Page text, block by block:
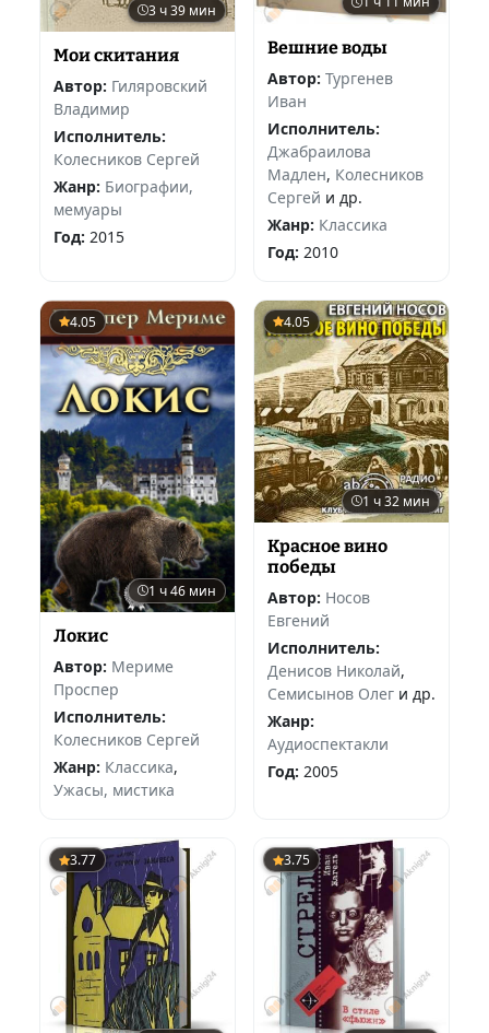
3 ч 39 мин
Мои скитания
Автор: Гиляровский
Владимир
Исполнитель:
Колесников Сергей
Жанр: Биографии,
мемуары
Год: 2015
Вешние воды
Автор: Тургенев
Иван
Исполнитель:
Джабраилова
Мадлен, Колесников
Сергей и др.
Жанр: Классика
Год: 2010
4.05
1 ч 46 мин
Локис
Автор: Мериме
Проспер
Исполнитель:
Колесников Сергей
Жанр: Классика,
Ужасы, мистика
4.05
1 ч 32 мин
Красное вино
победы
Автор: Носов
Евгений
Исполнитель:
Денисов Николай,
Семисынов Олег и др.
Жанр:
Аудиоспектакли
Год: 2005
3.77 3.75